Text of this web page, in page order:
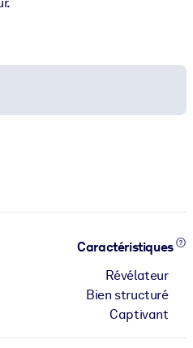
Caractéristiques
Révélateur
Bien structuré
Captivant